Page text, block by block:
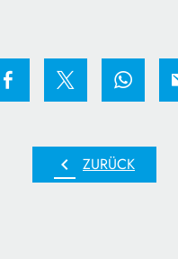
chevron_left ZURÜCK